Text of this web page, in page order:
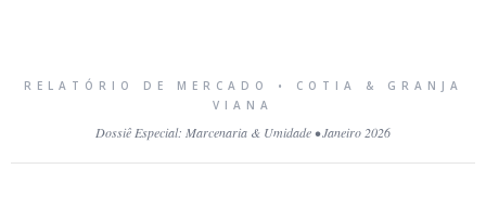
RELATÓRIO DE MERCADO • COTIA & GRANJA
VIANA
Dossiê Especial: Marcenaria & Umidade • Janeiro 2026